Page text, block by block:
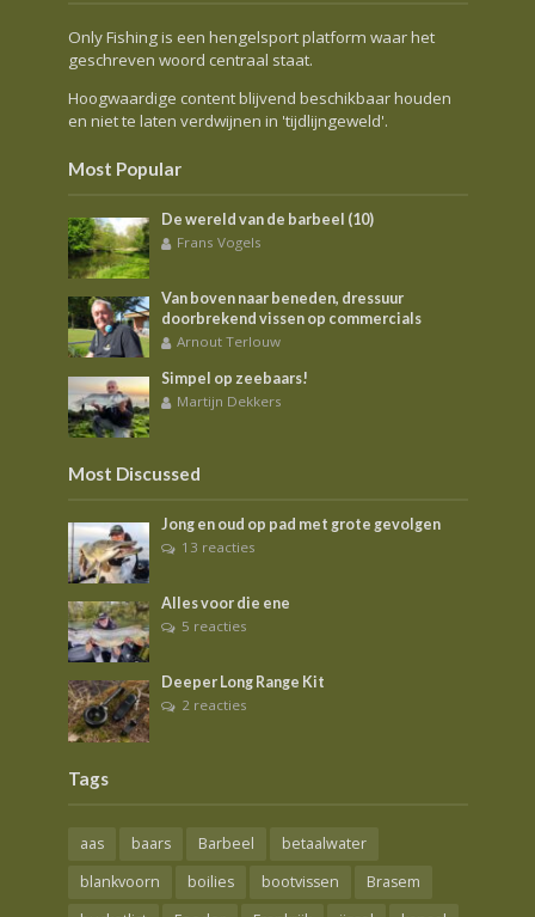
Only Fishing is een hengelsport platform waar het
geschreven woord centraal staat.
Hoogwaardige content blijvend beschikbaar houden
en niet te laten verdwijnen in 'tijdlijngeweld'.
Most Popular
De wereld van de barbeel (10)
Frans Vogels
Van boven naar beneden, dressuur
doorbrekend vissen op commercials
Arnout Terlouw
Simpel op zeebaars!
Martijn Dekkers
Most Discussed
Jong en oud op pad met grote gevolgen
13 reacties
Alles voor die ene
5 reacties
Deeper Long Range Kit
2 reacties
Tags
aas baars Barbeel
betaalwater
blankvoorn
boilies bootvissen
Brasem